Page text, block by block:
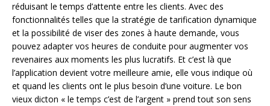
réduisant le temps d’attente entre les clients. Avec des
fonctionnalités telles que la stratégie de tarification dynamique
et la possibilité de viser des zones à haute demande, vous
pouvez adapter vos heures de conduite pour augmenter vos
revenaires aux moments les plus lucratifs. Et c’est là que
l’application devient votre meilleure amie, elle vous indique où
et quand les clients ont le plus besoin d’une voiture. Le bon
vieux dicton « le temps c’est de l’argent » prend tout son sens